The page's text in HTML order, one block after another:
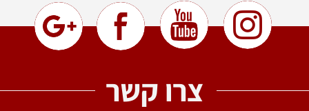
צרו קשר